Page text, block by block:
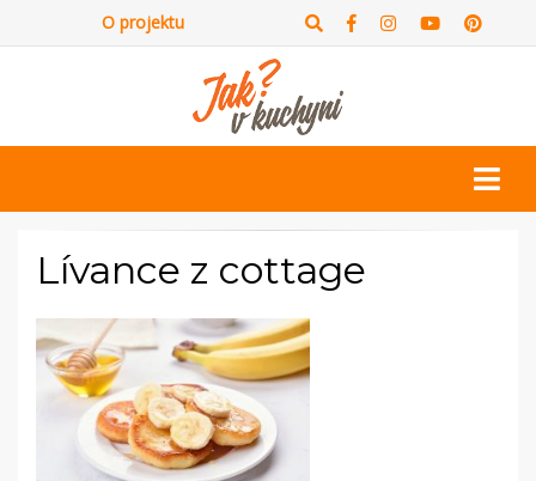
O projektu
Lívance z cottage